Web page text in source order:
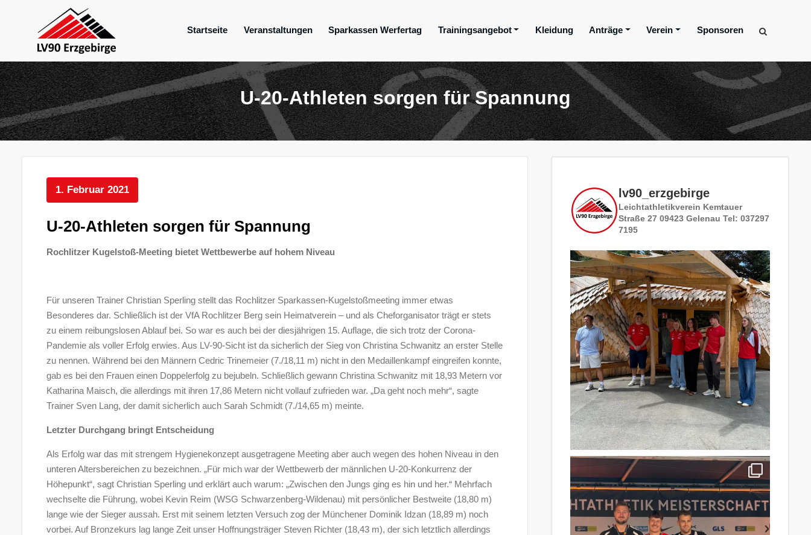
springen
Startseite Veranstaltungen Sparkassen Werfertag Trainingsangebot Kleidung Anträge Verein Sponsoren
U-20-Athleten sorgen für Spannung
1. Februar 2021
U-20-Athleten sorgen für Spannung
Rochlitzer Kugelstoß-Meeting bietet Wettbewerbe auf hohem Niveau
Für unseren Trainer Christian Sperling stellt das Rochlitzer Sparkassen-Kugelstoßmeeting immer etwas
Besonderes dar. Schließlich ist der VfA Rochlitzer Berg sein Heimatverein – und als Cheforganisator trägt er stets
zu einem reibungslosen Ablauf bei. So war es auch bei der diesjährigen 15. Auflage, die sich trotz der Corona-
Pandemie als voller Erfolg erwies. Aus LV-90-Sicht ist da sicherlich der Sieg von Christina Schwanitz an erster Stelle
zu nennen. Während bei den Männern Cedric Trinemeier (7./18,11 m) nicht in den Medaillenkampf eingreifen konnte,
gab es bei den Frauen einen Doppelerfolg zu bejubeln. Schließlich gewann Christina Schwanitz mit 18,93 Metern vor
Katharina Maisch, die allerdings mit ihren 17,86 Metern nicht vollauf zufrieden war. „Da geht noch mehr“, sagte
Trainer Sven Lang, der damit sicherlich auch Sarah Schmidt (7./14,65 m) meinte.
Letzter Durchgang bringt Entscheidung
Als Erfolg war das mit strengem Hygienekonzept ausgetragene Meeting aber auch wegen des hohen Niveau in den
unteren Altersbereichen zu bezeichnen. „Für mich war der Wettbewerb der männlichen U-20-Konkurrenz der
Höhepunkt“, sagt Christian Sperling und erklärt auch warum: „Zwischen den Jungs ging es hin und her.“ Mehrfach
wechselte die Führung, wobei Kevin Reim (WSG Schwarzenberg-Wildenau) mit persönlicher Bestweite (18,80 m)
lange wie der Sieger aussah. Erst mit seinem letzten Versuch zog der Münchener Dominik Idzan (18,89 m) noch
vorbei. Auf Bronzekurs lag lange Zeit unser Hoffnungsträger Steven Richter (18,43 m), der sich letztlich allerdings
lv90_erzgebirge
Leichtathletikverein Kemtauer
Straße 27 09423 Gelenau Tel: 037297
7195